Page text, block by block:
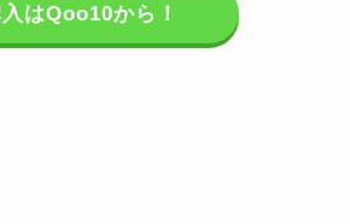
はQoo10から！